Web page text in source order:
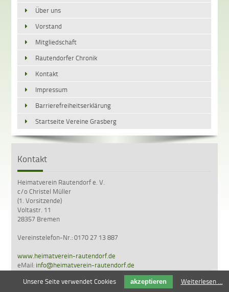
Über uns
Vorstand
Mitgliedschaft
Rautendorfer Chronik
Kontakt
Impressum
Barrierefreiheitserklärung
Startseite Vereine Grasberg
Kontakt
Heimatverein Rautendorf e. V.
c/o Christel Müller
(1. Vorsitzende)
Voltastr. 11
28357 Bremen
Vereinstelefon-Nr.: 0170 27 13 887
www.heimatverein-rautendorf.de
eMail: info@heimatverein-rautendorf.de
Unsere Seite verwendet Cookies
akzeptieren Weiterlesen …